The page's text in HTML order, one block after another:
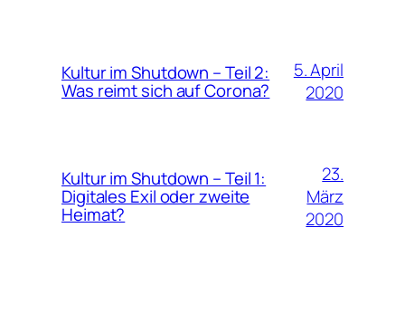
Kultur im Shutdown – Teil 2:
Was reimt sich auf Corona?
5. April
2020
Kultur im Shutdown – Teil 1:
Digitales Exil oder zweite
Heimat?
23.
März
2020